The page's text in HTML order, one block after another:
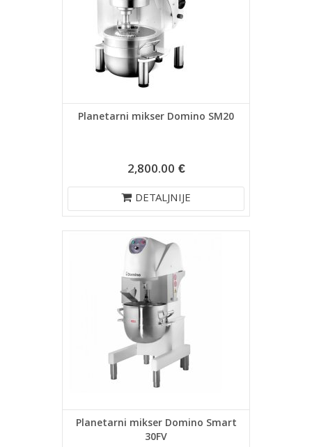
Planetarni mikser Domino SM20
2,800.00 €
DETALJNIJE
Planetarni mikser Domino Smart
30FV